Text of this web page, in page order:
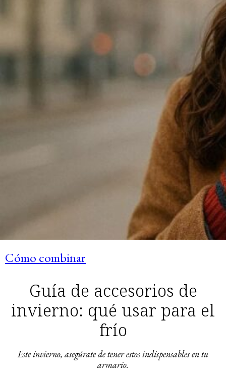
Cómo combinar
Guía de accesorios de
invierno: qué usar para el
frío
Este invierno, asegúrate de tener estos indispensables en tu
armario.